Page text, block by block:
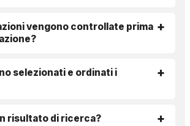
vengono controllate prima
selezionati e ordinati i
risultato di ricerca?